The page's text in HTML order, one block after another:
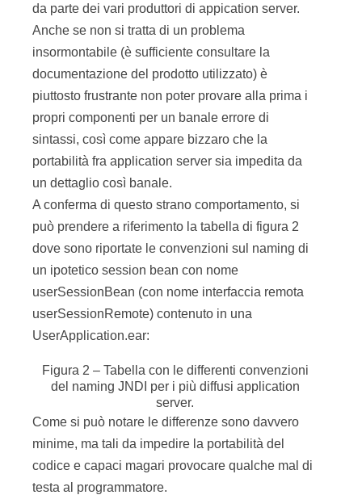
da parte dei vari produttori di appication server.
Anche se non si tratta di un problema
insormontabile (è sufficiente consultare la
documentazione del prodotto utilizzato) è
piuttosto frustrante non poter provare alla prima i
propri componenti per un banale errore di
sintassi, così come appare bizzaro che la
portabilità fra application server sia impedita da
un dettaglio così banale.
A conferma di questo strano comportamento, si
può prendere a riferimento la tabella di figura 2
dove sono riportate le convenzioni sul naming di
un ipotetico session bean con nome
userSessionBean (con nome interfaccia remota
userSessionRemote) contenuto in una
UserApplication.ear:
Figura 2 – Tabella con le differenti convenzioni
del naming JNDI per i più diffusi application
server.
Come si può notare le differenze sono davvero
minime, ma tali da impedire la portabilità del
codice e capaci magari provocare qualche mal di
testa al programmatore.